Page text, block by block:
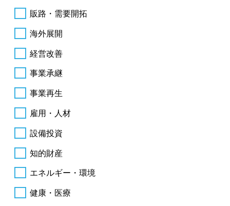
販路・需要開拓
海外展開
経営改善
事業承継
事業再生
雇用・人材
設備投資
知的財産
エネルギー・環境
健康・医療